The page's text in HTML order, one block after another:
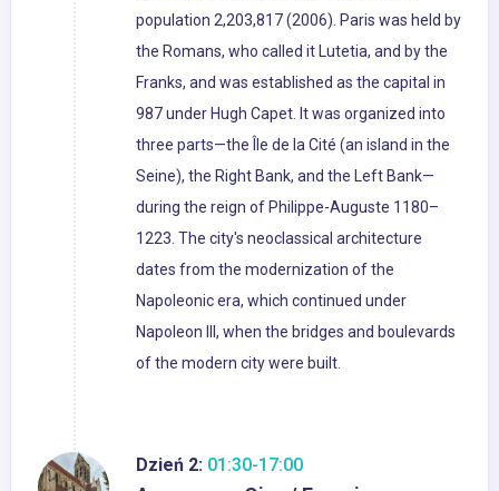
population 2,203,817 (2006). Paris was held by
the Romans, who called it Lutetia, and by the
Franks, and was established as the capital in
987 under Hugh Capet. It was organized into
three parts—the Île de la Cité (an island in the
Seine), the Right Bank, and the Left Bank—
during the reign of Philippe-Auguste 1180–
1223. The city's neoclassical architecture
dates from the modernization of the
Napoleonic era, which continued under
Napoleon III, when the bridges and boulevards
of the modern city were built.
Dzień 2: 01:30-17:00